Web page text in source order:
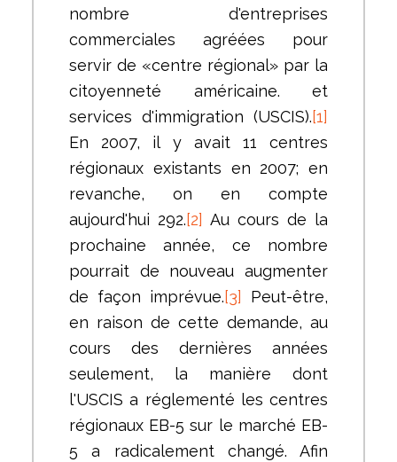
nombre d'entreprises
commerciales agréées pour
servir de «centre régional» par la
citoyenneté américaine. et
services d'immigration (USCIS).[1]
En 2007, il y avait 11 centres
régionaux existants en 2007; en
revanche, on en compte
aujourd'hui 292.[2] Au cours de la
prochaine année, ce nombre
pourrait de nouveau augmenter
de façon imprévue.[3]
Peut-être,
en raison de cette demande, au
cours des dernières années
seulement, la manière dont
l'USCIS a réglementé les centres
régionaux EB-5 sur le marché EB-
5 a radicalement changé. Afin